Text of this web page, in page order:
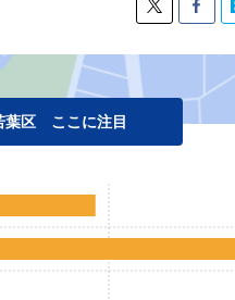
葉区 ここに注目